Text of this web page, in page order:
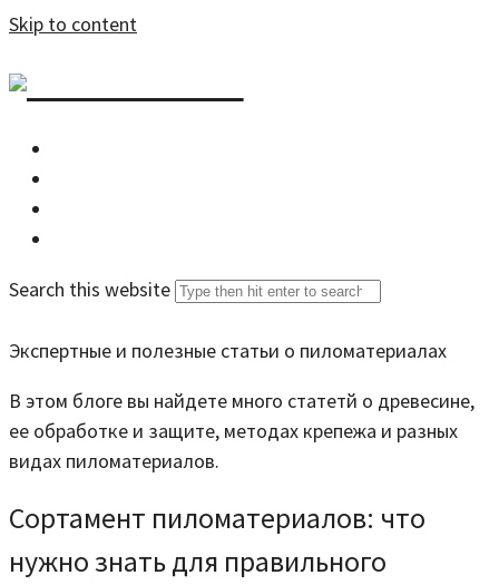
Skip to content
Search this website
Экспертные и полезные статьи о пиломатериалах
В этом блоге вы найдете много статетй о древесине,
ее обработке и защите, методах крепежа и разных
видах пиломатериалов.
Сортамент пиломатериалов: что
нужно знать для правильного